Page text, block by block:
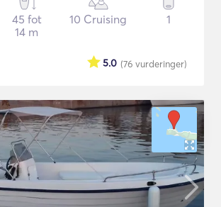
45 fot
14 m
10 Cruising 1
(76 vurderinger)
5.0